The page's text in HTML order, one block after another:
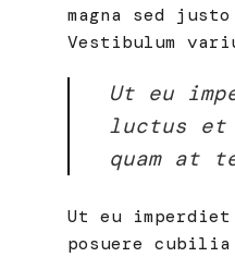
magna sed
Vestibulum
Ut eu
luctus et
quam at
Ut eu
posuere